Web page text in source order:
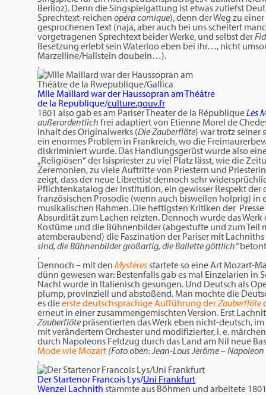
Berlioz). Denn die Singspielgattung ist etwas zutiefst
Sprechtext-reichen opéra comique), denn der Weg zu
gesprochenen Text (naja, aber auch bei uns scheitert
vorgetragenen Sprechtext beider Werke, und selbst der
Besetzung erlebt sein Waterloo eben bei ihr…, nicht
Marzelline/Hallstein doubeln…).
.
Mlle Maillard war der Haussopran am Théâtre
de la Republique/culture.gouv.fr
1801 also gab es am Pariser Theater de la RépubliqueLes
außerordentlich frei adaptiert von Etienne Morel de
Inhalt des Originalwerks (Die Zauberflöte) war trotz seiner
ein enormes Problem in Frankreich, wo die
diskriminiert wurde. Das Handlungsgerüst wurde also
„Religiösen“ der Isispriester zu viel Platz lässt, wie die
Zeremonien, zu viele Auftritte von Priestern und
zeigt, dass der neue Librettist dennoch sehr
Pflichtenkatalog der Institution, ein gewisser Respekt
französischen Prosodie (wenn auch bisweilen holprig)
musikalischen Rahmen. Die heftigsten Kritiken der
Absurdität zum Lachen reizten. Dennoch wurde das
Kostüme und die Bühnenbilder (abgestufte und zum
atemberaubend) die Faszination der Pariser mit
sind, die Bühnenbilder großartig, die Ballette göttlich“
.
Dennoch – mit den Mystèresstartete so eine Art Mozart-
dünn gewesen war: Bestenfalls gab es mal Einzelarien in
Nacht wurde in Italienisch gesungen. Und Deutsch als
plump, provinziell und abstoßend. Man mochte die
es dieerste deutschsprachige Aufführung derZauberflöte
erneut in einer zusammengemischten Version. Erst
Zauberflöte präsentierten das Werk eben nicht-deutsch,
mit verändertem Orchester und modifizierter, i. e.
durch Napoleons Feldzug durch das Land am Nil neue
Mode wie Mozart (Foto oben: Jean-Lous Jerôme –
.
Der Startenor Francois Lys/Uni Frankfurt
Wenzel Lachnith stammte aus Böhmen und arbeitete